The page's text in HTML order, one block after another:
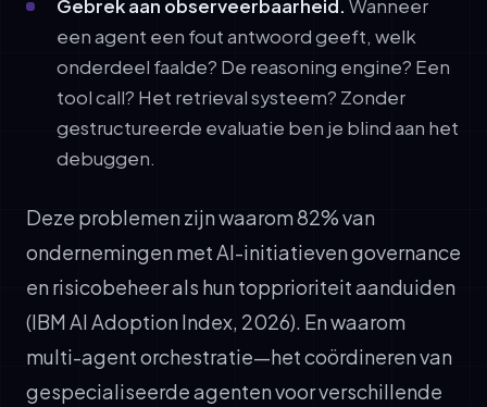
Gebrek aan observeerbaarheid. Wanneer
een agent een fout antwoord geeft, welk
onderdeel faalde? De reasoning engine? Een
tool call? Het retrieval systeem? Zonder
gestructureerde evaluatie ben je blind aan het
debuggen.
Deze problemen zijn waarom 82% van
ondernemingen met AI-initiatieven governance
en risicobeheer als hun topprioriteit aanduiden
(IBM AI Adoption Index, 2026). En waarom
multi-agent orchestratie—het coördineren van
gespecialiseerde agenten voor verschillende